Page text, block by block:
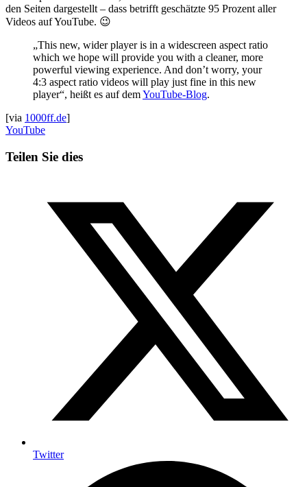
den Seiten dargestellt – dass betrifft geschätzte 95 Prozent aller
Videos auf YouTube. 😉
„This new, wider player is in a widescreen aspect ratio
which we hope will provide you with a cleaner, more
powerful viewing experience. And don’t worry, your
4:3 aspect ratio videos will play just fine in this new
player“, heißt es auf demYouTube-Blog.
[via 1000ff.de]
YouTube
Teilen Sie dies
Twitter